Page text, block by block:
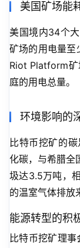
美国矿场能
美国境内34个
矿场的用电量至
Riot Platform矿
庭的用电总量。
环境影响的
比特币挖矿的
化碳，与希腊全
圾达3.5万吨，
的温室气体排放
能源转型的积
比特币挖矿理